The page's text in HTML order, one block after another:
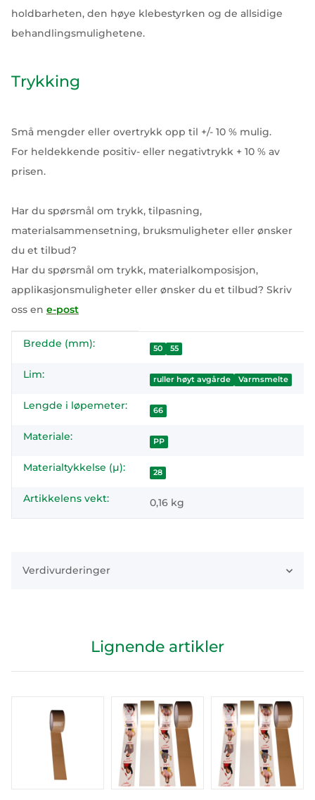
holdbarheten, den høye klebestyrken og de allsidige
behandlingsmulighetene.
Trykking
Små mengder eller overtrykk opp til +/- 10 % mulig.
For heldekkende positiv- eller negativtrykk + 10 % av
prisen.
Har du spørsmål om trykk, tilpasning,
materialsammensetning, bruksmuligheter eller ønsker
du et tilbud?
Har du spørsmål om trykk, materialkomposisjon,
applikasjonsmuligheter eller ønsker du et tilbud? Skriv
oss en e-post
#productDetails.itemInformation#
#productDetails.itemValue#
Bredde (mm): 50 55
Lim: ruller høyt avgårde Varmsmelte
Lengde i løpemeter: 66
Materiale: PP
Materialtykkelse (µ): 28
Artikkelens vekt: 0,16 kg
Verdivurderinger
Lignende artikler